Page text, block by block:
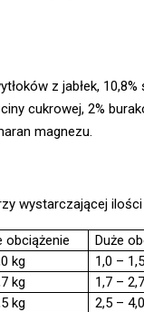
z jabłek,
cukrowej, 2%
magnezu.
wystarczającej
obciążenie
Duże
kg
1,0 –
kg
1,7 –
kg 2,5 –